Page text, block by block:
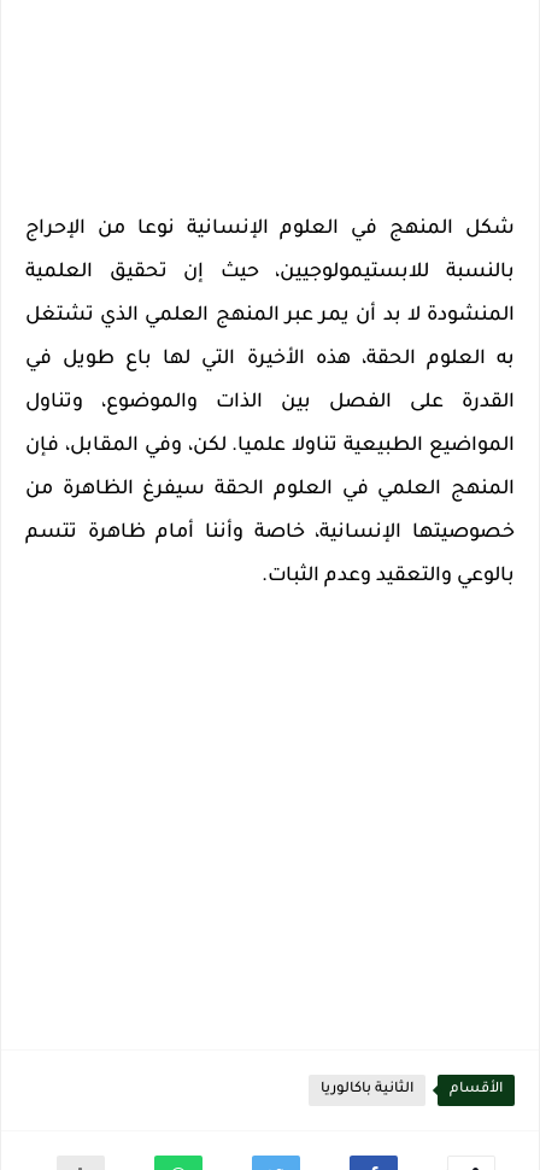
شكل المنهج في العلوم الإنسانية نوعا من الإحراج
بالنسبة للابستيمولوجيين، حيث إن تحقيق العلمية
المنشودة لا بد أن يمر عبر المنهج العلمي الذي تشتغل
به العلوم الحقة، هذه الأخيرة التي لها باع طويل في
القدرة على الفصل بين الذات والموضوع، وتناول
المواضيع الطبيعية تناولا علميا. لكن، وفي المقابل، فإن
المنهج العلمي في العلوم الحقة سيفرغ الظاهرة من
خصوصيتها الإنسانية، خاصة وأننا أمام ظاهرة تتسم
بالوعي والتعقيد وعدم الثبات.
الأقسام الثانية باكالوريا